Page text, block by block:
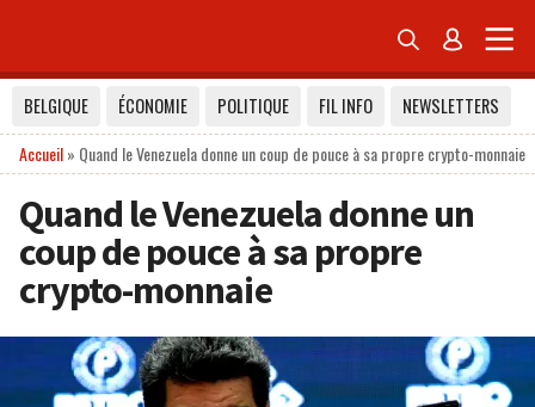
 
BELGIQUE ÉCONOMIE POLITIQUE FIL INFO
NEWSLETTERS
Accueil» Quand le Venezuela donne un coup de pouce à sa propre crypto-monnaie
Quand le Venezuela donne un
coup de pouce à sa propre
crypto-monnaie